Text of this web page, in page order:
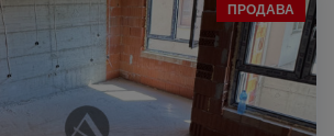
ПРОДАВА